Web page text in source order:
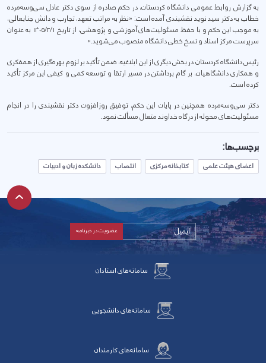
به گزارش روابط عمومی دانشگاه کردستان، در حکم صادره از سوی دکتر عادل سی‌وسه‌مرده
خطاب به دکتر سید نوید نقشبندی آمده است: «نظر به مراتب تعهد، تجارب و دانش جنابعالی،
به موجب این حکم و با حفظ مسئولیت‌های آموزشی و پژوهشی، از تاریخ ۱۴۰۵/۳/۱ به عنوان
سرپرست مرکز اسناد و نسخ خطی دانشگاه منصوب می‌شوید.»
رئیس دانشگاه کردستان در بخش دیگری از این ابلاغیه، ضمن تأکید بر لزوم بهره‌گیری از همفکری
و همکاری دانشگاهیان، بر گام برداشتن در مسیر ارتقا و توسعه کمی و کیفی این مرکز تأکید
کرده است.
دکتر سی‌وسه‌مرده همچنین در پایان این حکم، توفیق روزافزون دکتر نقشبندی را در انجام
مسئولیت‌های محوله از درگاه خداوند متعال مسألت نمود.
برچسب‌ها:
اعضای هیئت علمی کتابخانه مرکزی انتصاب دانشکده زبان و ادبیات
سامانه‌های استادان
سامانه‌های دانشجویی
سامانه‌های کارمندان